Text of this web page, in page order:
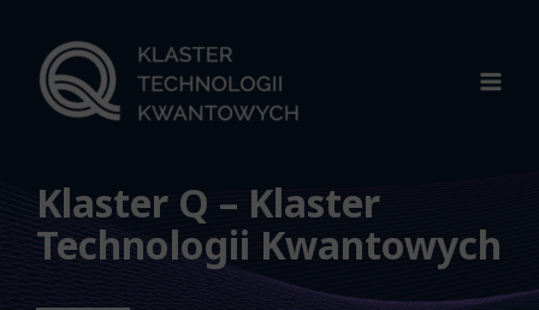
Klaster Q – Klaster
Technologii Kwantowych